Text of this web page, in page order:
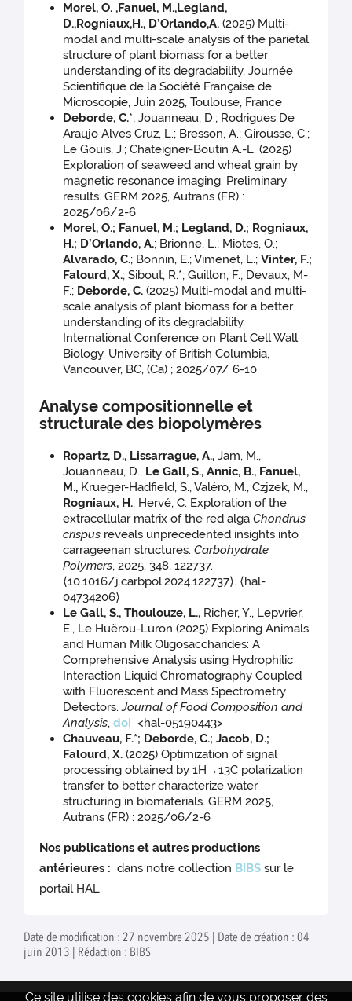
Morel, O. ,Fanuel, M.,Legland,
D.,Rogniaux,H., D’Orlando,A. (2025) Multi-
modal and multi-scale analysis of the parietal
structure of plant biomass for a better
understanding of its degradability, Journée
Scientifique de la Société Française de
Microscopie, Juin 2025, Toulouse, France
Deborde, C.*; Jouanneau, D.; Rodrigues De
Araujo Alves Cruz, L.; Bresson, A.; Girousse, C.;
Le Gouis, J.; Chateigner-Boutin A.-L. (2025)
Exploration of seaweed and wheat grain by
magnetic resonance imaging: Preliminary
results. GERM 2025, Autrans (FR) :
2025/06/2-6
Morel, O.; Fanuel, M.; Legland, D.; Rogniaux,
H.; D’Orlando, A.; Brionne, L.; Miotes, O.;
Alvarado, C.; Bonnin, E.; Vimenet, L.;Vinter, F.;
Falourd, X.; Sibout, R.*; Guillon, F.; Devaux, M-
F.; Deborde, C. (2025) Multi-modal and multi-
scale analysis of plant biomass for a better
understanding of its degradability.
International Conference on Plant Cell Wall
Biology. University of British Columbia,
Vancouver, BC, (Ca) ; 2025/07/ 6-10
Analyse compositionnelle et
structurale des biopolymères
Ropartz, D., Lissarrague, A., Jam, M.,
Jouanneau, D., Le Gall, S., Annic, B., Fanuel,
M., Krueger-Hadfield, S., Valéro, M., Czjzek, M.,
Rogniaux, H., Hervé, C. Exploration of the
extracellular matrix of the red algaChondrus
crispus reveals unprecedented insights into
carrageenan structures.Carbohydrate
Polymers, 2025, 348, 122737.
⟨10.1016/j.carbpol.2024.122737⟩. ⟨hal-
04734206⟩
Le Gall, S., Thoulouze, L., Richer, Y., Lepvrier,
E., Le Huërou-Luron (2025) Exploring Animals
and Human Milk Oligosaccharides: A
Comprehensive Analysis using Hydrophilic
Interaction Liquid Chromatography Coupled
with Fluorescent and Mass Spectrometry
Detectors.Journal of Food Composition and
Analysis,doi <hal-05190443>
Chauveau, F.*; Deborde, C.; Jacob, D.;
Falourd, X. (2025) Optimization of signal
processing obtained by 1H→13C polarization
transfer to better characterize water
structuring in biomaterials. GERM 2025,
Autrans (FR) : 2025/06/2-6
Nos publications et autres productions
antérieures : dans notre collection BIBS sur le
portail HAL
Date de modification : 27 novembre 2025 | Date de création : 04
juin 2013 | Rédaction : BIBS
Ce site utilise des cookies afin de vous proposer des